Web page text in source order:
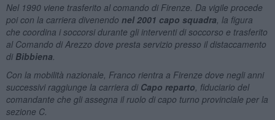
Nel 1990 viene trasferito al comando di Firenze. Da vigile procede
poi con la carriera divenendo nel 2001 capo squadra, la figura
che coordina i soccorsi durante gli interventi di soccorso e trasferito
al Comando di Arezzo dove presta servizio presso il distaccamento
di Bibbiena.
Con la mobilità nazionale, Franco rientra a Firenze dove negli anni
successivi raggiunge la carriera di Capo reparto , fiduciario del
comandante che gli assegna il ruolo di capo turno provinciale per la
sezione C.